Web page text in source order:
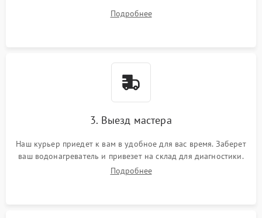
Подробнее
3. Выезд мастера
Наш курьер приедет к вам в удобное для вас время. Заберет
ваш водонагреватель и привезет на склад для диагностики.
Подробнее